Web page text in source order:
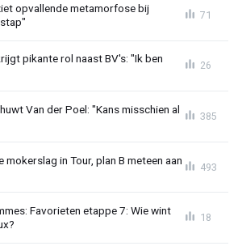
opvallende metamorfose bij
71
pikante rol naast BV's: "Ik ben
26
Van der Poel: "Kans misschien al
385
mokerslag in Tour, plan B meteen aan
493
Favorieten etappe 7: Wie wint
18